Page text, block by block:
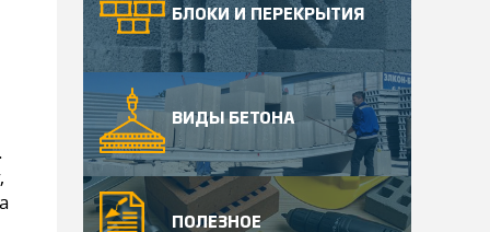
БЛОКИ И ПЕРЕКРЫТИЯ
ВИДЫ БЕТОНА
ПОЛЕЗНОЕ